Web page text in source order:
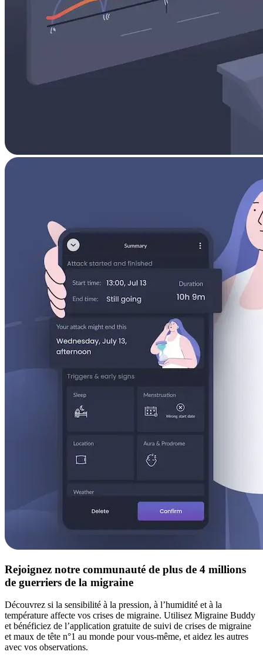
Rejoignez notre communauté de plus de 4 millions
de guerriers de la migraine
Découvrez si la sensibilité à la pression, à l’humidité et à la
température affecte vos crises de migraine. Utilisez Migraine Buddy
et bénéficiez de l’application gratuite de suivi de crises de migraine
et maux de tête n°1 au monde pour vous-même, et aidez les autres
avec vos observations.